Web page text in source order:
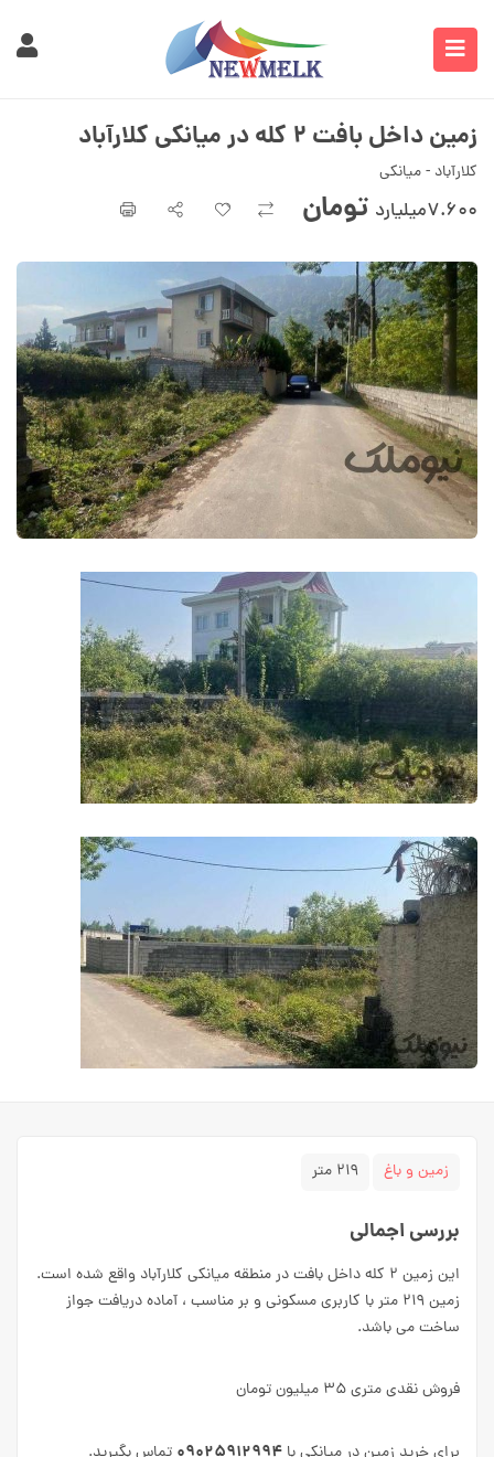
زمین داخل بافت ۲ کله در میانکی کلارآباد
کلارآباد - میانکی
۷.۶۰۰میلیارد تومان
زمین و باغ ۲۱۹ متر
بررسی اجمالی
این زمین ۲ کله داخل بافت در منطقه میانکی کلارآباد واقع شده است.
زمین ۲۱۹ متر با کاربری مسکونی و بر مناسب ، آماده دریافت جواز
ساخت می باشد.
فروش نقدی متری ۳۵ میلیون تومان